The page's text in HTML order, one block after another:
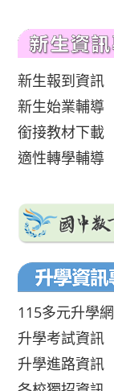
新生報到資訊
新生始業輔導
銜接教材下載
適性轉學輔導
115多元升學網
升學考試資訊
升學進路資訊